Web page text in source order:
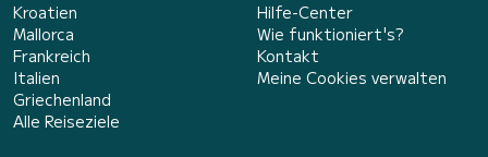
Kroatien
Mallorca
Frankreich
Italien
Griechenland
Alle Reiseziele
Hilfe-Center
Wie funktioniert's?
Kontakt
Meine Cookies verwalten